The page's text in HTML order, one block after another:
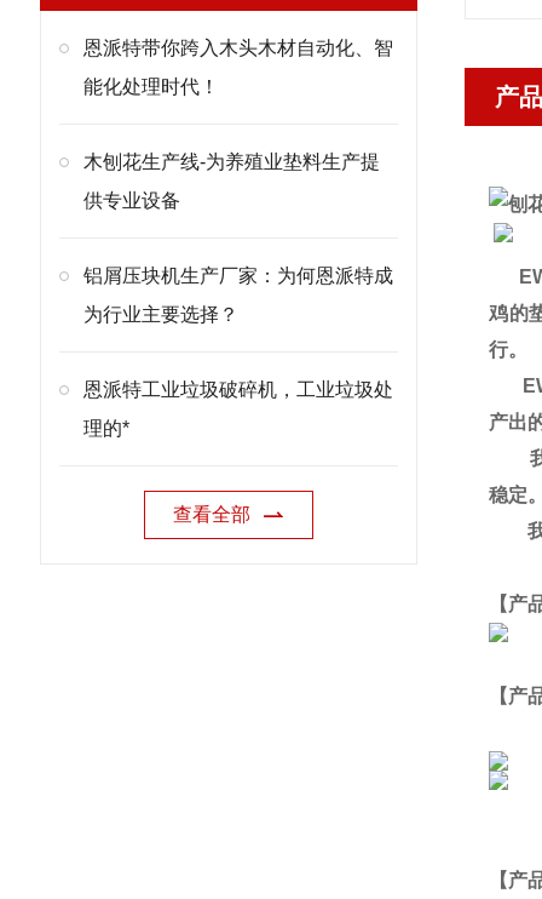
恩派特带你跨入木头木材自动化、智
能化处理时代！
木刨花生产线-为养殖业垫料生产提
供专业设备
铝屑压块机生产厂家：为何恩派特成
为行业主要选择？
恩派特工业垃圾破碎机，工业垃圾处
理的*
查看全部
产
鸡的
行。
产出
我
稳定
我
【产
【产
【产